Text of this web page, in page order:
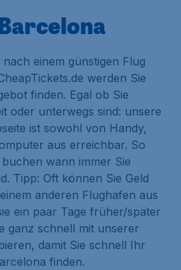
einem günstigen Flug
werden Sie
finden. Egal ob Sie
oder unterwegs sind: unsere
ist sowohl von Handy,
aus erreichbar. So
wann immer Sie
Tipp: Oft können Sie Geld
anderen Flughafen aus
ein paar Tage früher/später
ganz schnell mit unserer
damit Sie schnell Ihr
finden.